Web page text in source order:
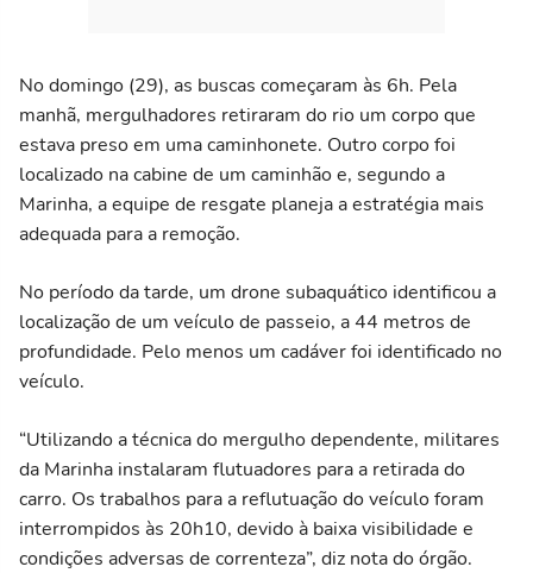
No domingo (29), as buscas começaram às 6h. Pela
manhã, mergulhadores retiraram do rio um corpo que
estava preso em uma caminhonete. Outro corpo foi
localizado na cabine de um caminhão e, segundo a
Marinha, a equipe de resgate planeja a estratégia mais
adequada para a remoção.
No período da tarde, um drone subaquático identificou a
localização de um veículo de passeio, a 44 metros de
profundidade. Pelo menos um cadáver foi identificado no
veículo.
“Utilizando a técnica do mergulho dependente, militares
da Marinha instalaram flutuadores para a retirada do
carro. Os trabalhos para a reflutuação do veículo foram
interrompidos às 20h10, devido à baixa visibilidade e
condições adversas de correnteza”, diz nota do órgão.